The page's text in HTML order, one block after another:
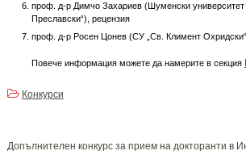
проф. д-р Димчо Захариев (Шуменски университет
Преславски“), рецензия
проф. д-р Росен Цонев (СУ „Св. Климент
Повече информация можете да намерите в секция
Конкурси
Допълнителен конкурс за прием на докторанти в